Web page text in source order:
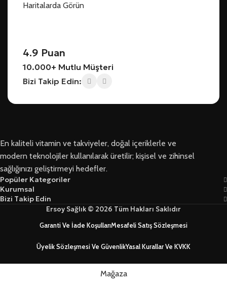
Haritalarda Görün
4.9 Puan
10.000+ Mutlu Müşteri
Bizi Takip Edin:
En kaliteli vitamin ve takviyeler, doğal içeriklerle ve
modern teknolojiler kullanılarak üretilir; kişisel ve zihinsel
sağlığınızı geliştirmeyi hedefler.
Popüler Kategoriler
Kurumsal
Bizi Takip Edin
Ersoy Sağlık © 2026 Tüm Hakları Saklıdır
Garanti Ve İade KoşullarıMesafeli Satış Sözleşmesi
Üyelik Sözleşmesi Ve GüvenlikYasal Kurallar Ve KVKK
Mağaza